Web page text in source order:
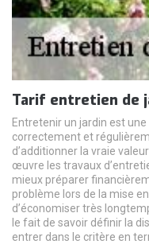
Tarif entretien de
Entretenir un jardin est
correctement et
d’additionner la vraie
œuvre les travaux
mieux préparer
problème lors de la mise
d’économiser très
le fait de savoir définir la
entrer dans le critère en